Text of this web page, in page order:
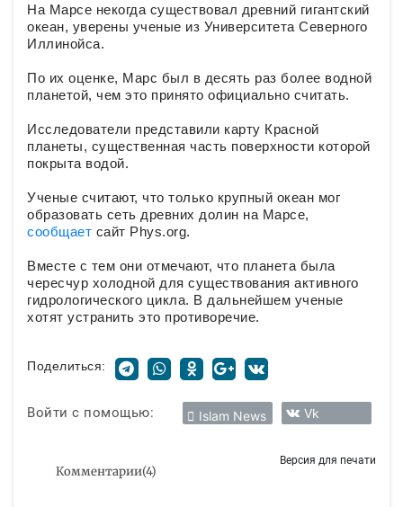
На Марсе некогда существовал древний гигантский
океан, уверены ученые из Университета Северного
Иллинойса.
По их оценке, Марс был в десять раз более водной
планетой, чем это принято официально считать.
Исследователи представили карту Красной
планеты, существенная часть поверхности которой
покрыта водой.
Ученые считают, что только крупный океан мог
образовать сеть древних долин на Марсе,
сообщает сайт Phys.org.
Вместе с тем они отмечают, что планета была
чересчур холодной для существования активного
гидрологического цикла. В дальнейшем ученые
хотят устранить это противоречие.
Поделиться:
Войти с помощью: Islam News Vk
Комментарии(4)
Версия для печати